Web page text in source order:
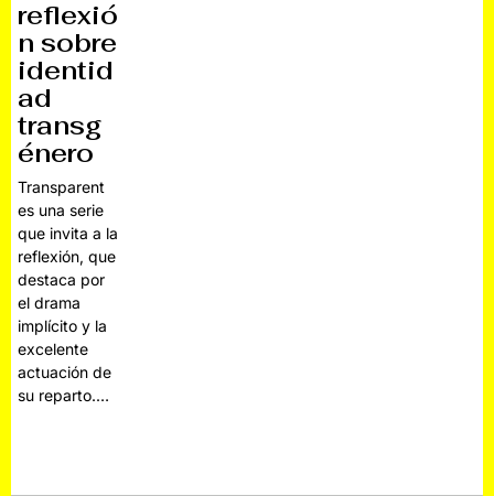
reflexió
n sobre
identid
ad
transg
énero
Transparent
es una serie
que invita a la
reflexión, que
destaca por
el drama
implícito y la
excelente
actuación de
su reparto.…